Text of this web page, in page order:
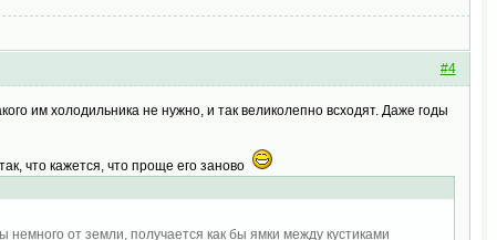
#4
им холодильника не нужно, и так великолепно всходят. Даже годы
что кажется, что проще его заново
немного от земли, получается как бы ямки между кустиками